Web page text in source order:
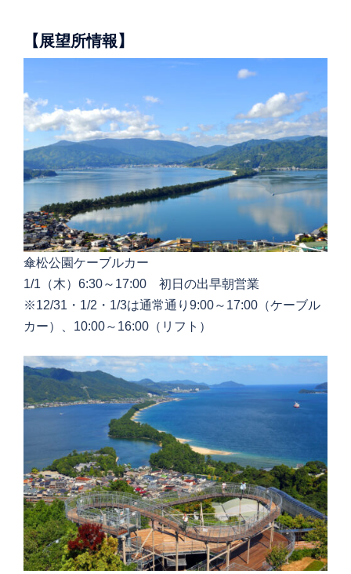
【展望所情報】
傘松公園ケーブルカー
1/1（木）6:30～17:00 初日の出早朝営業
※12/31・1/2・1/3は通常通り9:00～17:00（ケーブル
カー）、10:00～16:00（リフト）